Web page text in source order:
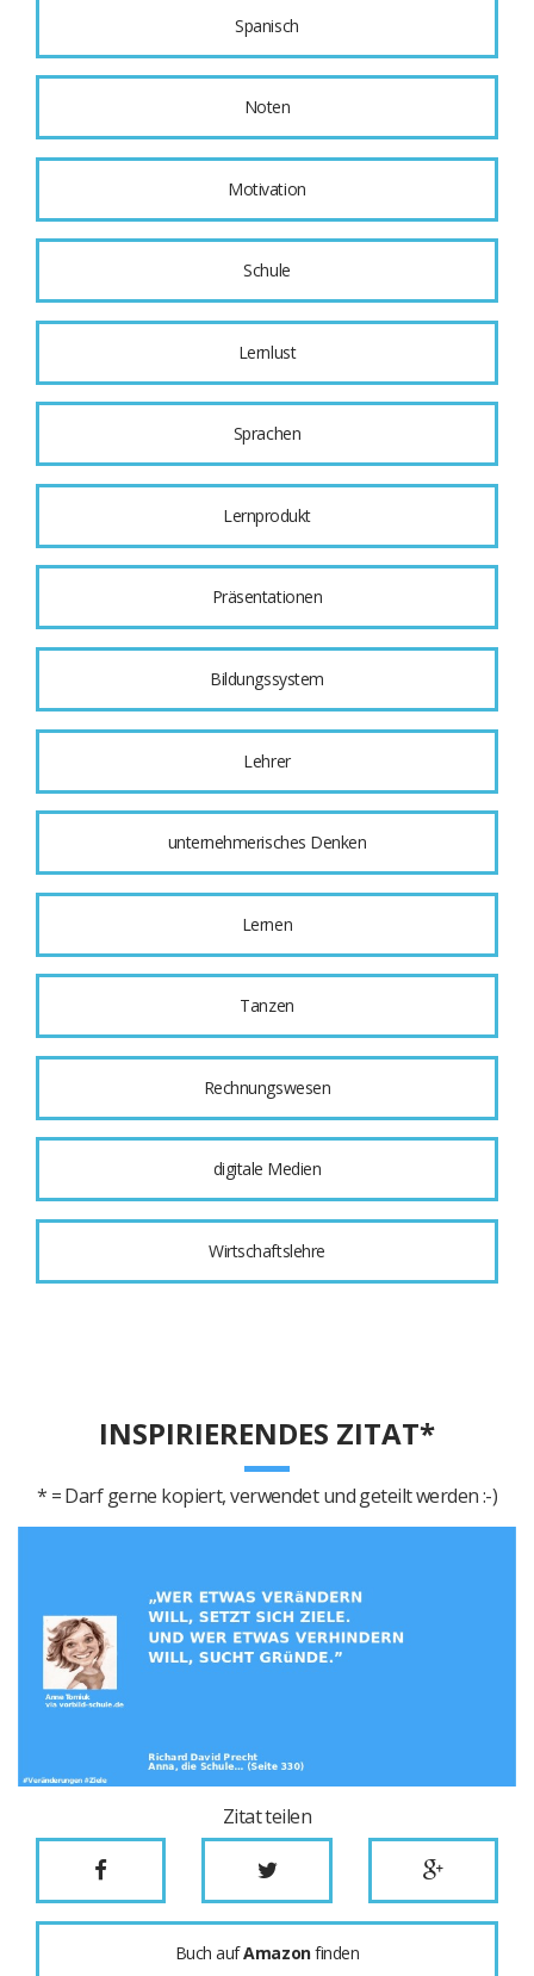
Spanisch
Noten
Motivation
Schule
Lernlust
Sprachen
Lernprodukt
Präsentationen
Bildungssystem
Lehrer
unternehmerisches Denken
Lernen
Tanzen
Rechnungswesen
digitale Medien
Wirtschaftslehre
INSPIRIERENDES ZITAT*
* = Darf gerne kopiert, verwendet und geteilt werden :-)
Zitat teilen
Buch aufAmazonfinden